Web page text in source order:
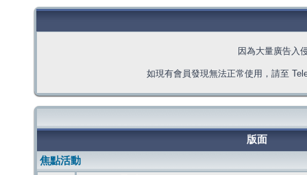
因為大量廣告入
如現有會員發現無法正常使用，請至
版面
焦點活動